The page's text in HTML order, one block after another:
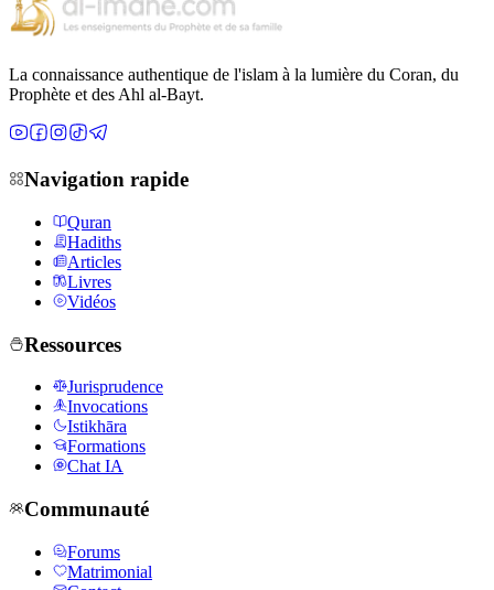
La connaissance authentique de l'islam à la lumière du Coran, du
Prophète et des Ahl al-Bayt.
Navigation rapide
Quran
Hadiths
Articles
Livres
Vidéos
Ressources
Jurisprudence
Invocations
Istikhāra
Formations
Chat IA
Communauté
Forums
Matrimonial